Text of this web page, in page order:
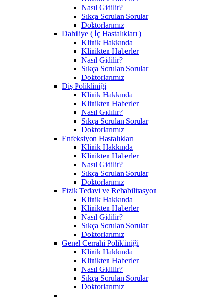
Nasıl Gidilir?
Sıkça Sorulan Sorular
Doktorlarımız
Dahiliye ( İç Hastalıkları )
Klinik Hakkında
Klinikten Haberler
Nasıl Gidilir?
Sıkça Sorulan Sorular
Doktorlarımız
Diş Polikliniği
Klinik Hakkında
Klinikten Haberler
Nasıl Gidilir?
Sıkça Sorulan Sorular
Doktorlarımız
Enfeksiyon Hastalıkları
Klinik Hakkında
Klinikten Haberler
Nasıl Gidilir?
Sıkça Sorulan Sorular
Doktorlarımız
Fizik Tedavi ve Rehabilitasyon
Klinik Hakkında
Klinikten Haberler
Nasıl Gidilir?
Sıkça Sorulan Sorular
Doktorlarımız
Genel Cerrahi Polikliniği
Klinik Hakkında
Klinikten Haberler
Nasıl Gidilir?
Sıkça Sorulan Sorular
Doktorlarımız